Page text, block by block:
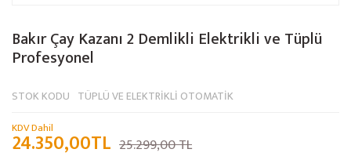
Bakır Çay Kazanı 2 Demlikli Elektrikli ve Tüplü
Profesyonel
STOK KODU TÜPLÜ VE ELEKTRİKLİ OTOMATİK
KDV Dahil
24.350,00TL 25.299,00 TL